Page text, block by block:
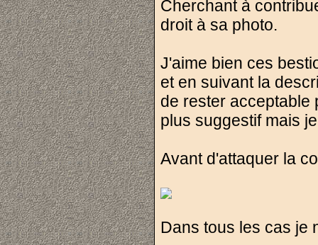
Cherchant à
droit à sa photo.
J'aime bien ces
et en suivant la
de rester acceptable
plus suggestif mais
Avant d'attaquer la
Dans tous les cas je